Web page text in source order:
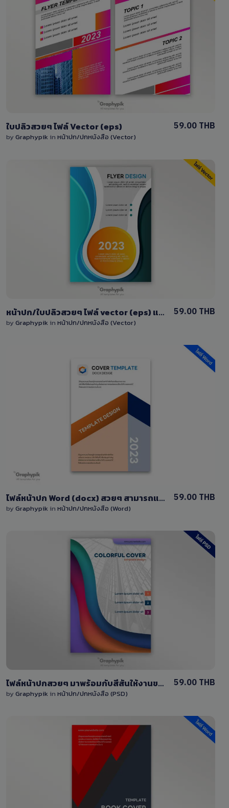
View Details
0 Sale
ใบปลิวสวยๆ ไฟล์ Vector (eps)
by Graphypik in หน้าปก/ปกหนังสือ (Vector)
59.00 THB
View Details
1 Sale
หน้าปก/ใบปลิวสวยๆ ไฟล์ vector (eps) แก้ไขได้
by Graphypik in หน้าปก/ปกหนังสือ (Vector)
59.00 THB
View Details
0 Sale
ไฟล์หน้าปก Word (docx) สวยๆ สามารถแก้ไขง่ายสำหรับคุณ
by Graphypik in หน้าปก/ปกหนังสือ (Word)
59.00 THB
View Details
0 Sale
ไฟล์หน้าปกสวยๆ มาพร้อมกับสีสันให้งานของคุณโดดเด่น ไฟล์ PSD
by Graphypik in หน้าปก/ปกหนังสือ (PSD)
59.00 THB
View Details
0 Sale